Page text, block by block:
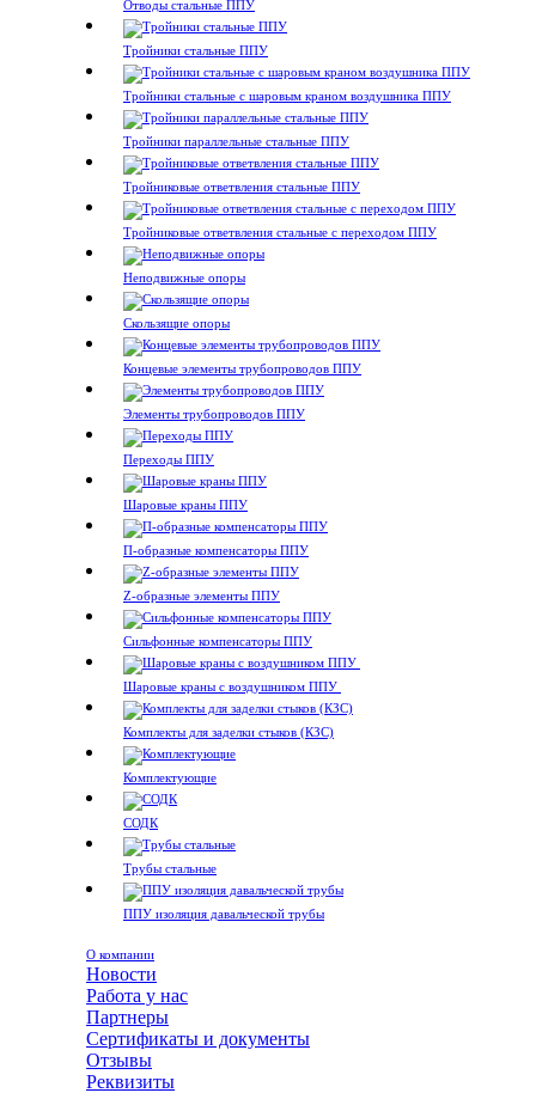
Отводы стальные ППУ
Тройники стальные ППУ
Тройники стальные с шаровым краном воздушника ППУ
Тройники параллельные стальные ППУ
Тройниковые ответвления стальные ППУ
Тройниковые ответвления стальные с переходом ППУ
Неподвижные опоры
Скользящие опоры
Концевые элементы трубопроводов ППУ
Элементы трубопроводов ППУ
Переходы ППУ
Шаровые краны ППУ
П-образные компенсаторы ППУ
Z-образные элементы ППУ
Сильфонные компенсаторы ППУ
Шаровые краны с воздушником ППУ
Комплекты для заделки стыков (КЗС)
Комплектующие
СОДК
Трубы стальные
ППУ изоляция давальческой трубы
О компании
Новости
Работа у нас
Партнеры
Сертификаты и документы
Отзывы
Реквизиты